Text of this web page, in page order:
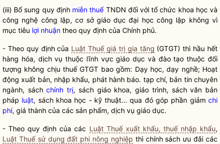
(iii) Bổ sung quy định miễn thuếTNDN đối với tổ chức khoa học và
công nghệ công lập, cơ sở giáo dục đại học công lập không vì
mục tiêu lợi nhuận theo quy định của Chính phủ.
- Theo quy định của Luật Thuế giá trị gia tăng (GTGT) thì hầu hết
hàng hóa, dịch vụ thuộc lĩnh vực giáo dục và đào tạo thuộc đối
tượng không chịu thuế GTGT bao gồm: Dạy học, dạy nghề; Hoạt
động xuất bản, nhập khẩu, phát hành báo. tạp chí, bản tin chuyên
ngành, sáchchính trị, sách giáo khoa, giáo trình, sách văn bản
pháp luật, sách khoa học - kỹ thuật... qua đó góp phần giảmchi
phí, giá thành của các sản phẩm, dịch vụ giáo dục.
- Theo quy định của các Luật Thuế xuất khẩu, thuế nhập khẩu,
Luật Thuế sử dụng đất phi nông nghiệp thì chính sách ưu đãi các